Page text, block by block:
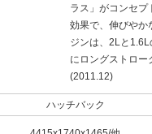
ラス」がコンセプ
効果で、伸びやか
ジンは、2Lと
にロングストロー
(2011.12)
ハッチバック